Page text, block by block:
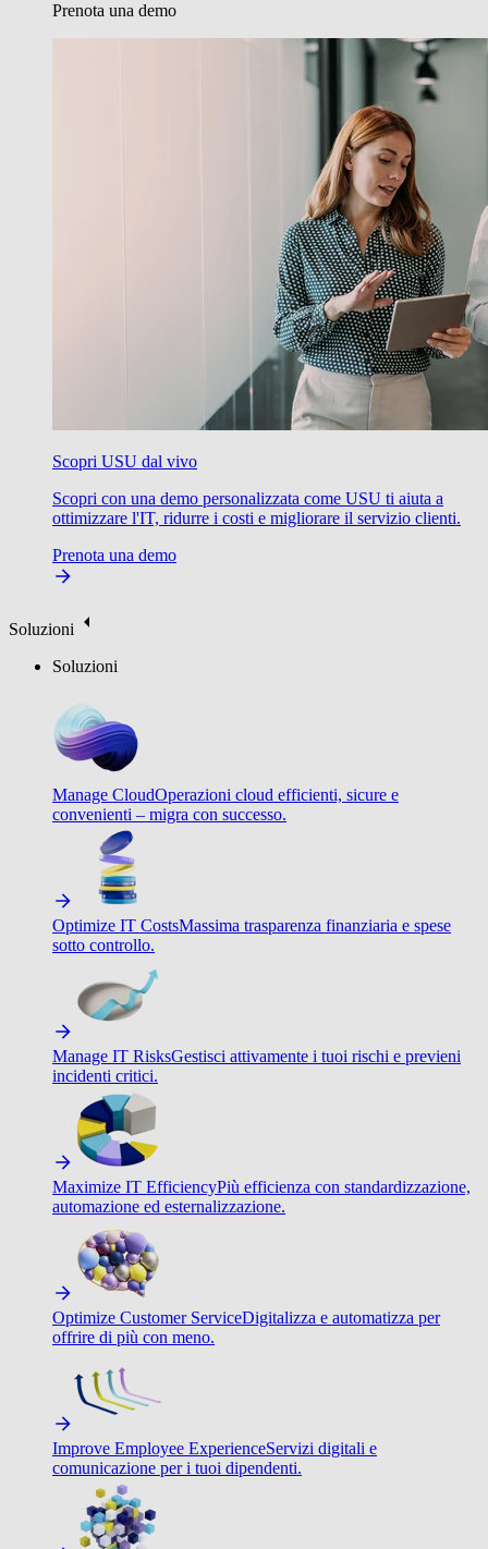
Prenota una demo
Scopri USU dal vivo
Scopri con una demo personalizzata come USU ti aiuta a
ottimizzare l'IT, ridurre i costi e migliorare il servizio clienti.
Prenota una demo
Soluzioni
Soluzioni
Manage CloudOperazioni cloud efficienti, sicure e
convenienti – migra con successo.
Optimize IT CostsMassima trasparenza finanziaria e spese
sotto controllo.
Manage IT RisksGestisci attivamente i tuoi rischi e previeni
incidenti critici.
Maximize IT EfficiencyPiù efficienza con standardizzazione,
automazione ed esternalizzazione.
Optimize Customer ServiceDigitalizza e automatizza per
offrire di più con meno.
Improve Employee ExperienceServizi digitali e
comunicazione per i tuoi dipendenti.